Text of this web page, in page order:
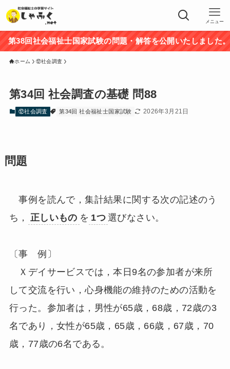
メニュー
回社会福祉士国家試験の問題・解答を公開いたしました。途
ホーム ⑫社会調査
第34回 社会調査の基礎 問88
⑫社会調査 第34回 社会福祉士国家試験 2026年3月21日
問題
事例を読んで，集計結果に関する次の記述のう
ち，
正しいもの を 1つ 選びなさい。
〔事 例〕
Ｘデイサービスでは，本日9名の参加者が来所
して交流を行い，心身機能の維持のための活動を
行った。参加者は，男性が65歳，68歳，72歳の3
名であり，女性が65歳，65歳，66歳，67歳，70
歳，77歳の6名である。